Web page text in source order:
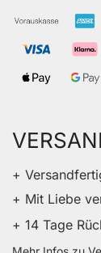
+
+ Mit Liebe
+ 14 Tage